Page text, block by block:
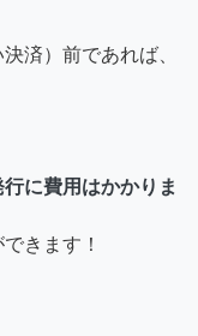
済）前であれば、
に費用はかかりま
きます！